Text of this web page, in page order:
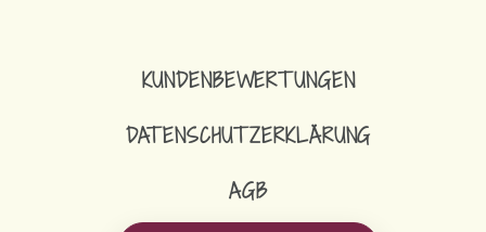
KUNDENBEWERTUNGEN
DATENSCHUTZERKLÄRUNG
AGB